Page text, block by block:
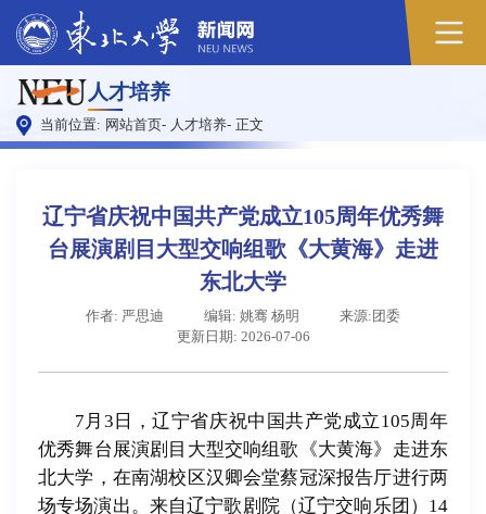
人才培养
当前位置: 网站首页- 人才培养- 正文
辽宁省庆祝中国共产党成立105周年优秀舞
台展演剧目大型交响组歌《大黄海》走进
东北大学
作者: 严思迪 编辑: 姚骞 杨明
来源:团委
更新日期: 2026-07-06
7月3日，辽宁省庆祝中国共产党成立105周年
优秀舞台展演剧目大型交响组歌《大黄海》走进东
北大学，在南湖校区汉卿会堂蔡冠深报告厅进行两
场专场演出。来自辽宁歌剧院（辽宁交响乐团）14
原